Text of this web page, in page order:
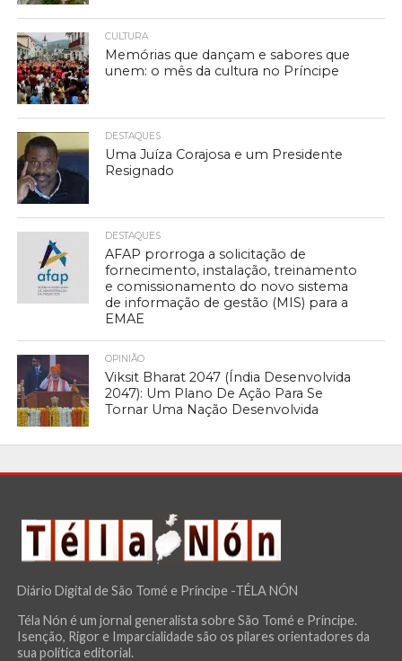
CULTURA
Memórias que dançam e sabores que
unem: o mês da cultura no Príncipe
DESTAQUES
Uma Juíza Corajosa e um Presidente
Resignado
DESTAQUES
AFAP prorroga a solicitação de
fornecimento, instalação, treinamento
e comissionamento do novo sistema
de informação de gestão (MIS) para a
EMAE
OPINIÃO
Viksit Bharat 2047 (Índia Desenvolvida
2047): Um Plano De Ação Para Se
Tornar Uma Nação Desenvolvida
Diário Digital de São Tomé e Príncipe -TÉLA NÓN
Téla Nón é um jornal generalista sobre São Tomé e Príncipe.
Isenção, Rigor e Imparcialidade são os pilares orientadores da
sua política editorial.